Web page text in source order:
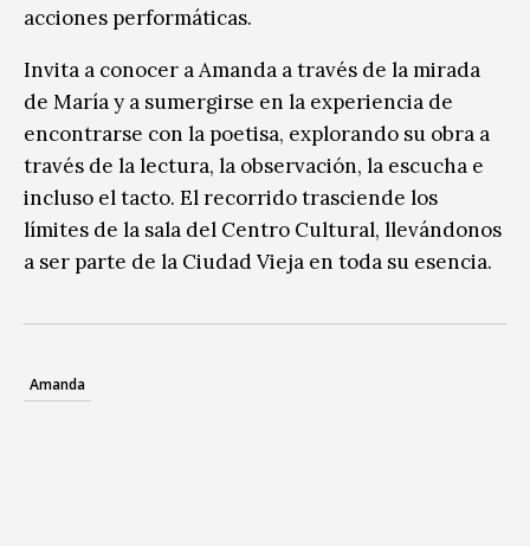
acciones performáticas.
Invita a conocer a Amanda a través de la mirada
de María y a sumergirse en la experiencia de
encontrarse con la poetisa, explorando su obra a
través de la lectura, la observación, la escucha e
incluso el tacto. El recorrido trasciende los
límites de la sala del Centro Cultural, llevándonos
a ser parte de la Ciudad Vieja en toda su esencia.
Amanda